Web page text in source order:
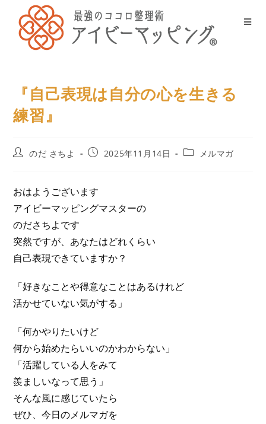
『自己表現は自分の心を生きる
練習』
のだ さちよ 2025年11月14日 メルマガ
おはようございます
アイビーマッピングマスターの
のださちよです
突然ですが、あなたはどれくらい
自己表現できていますか？
「好きなことや得意なことはあるけれど
活かせていない気がする」
「何かやりたいけど
何から始めたらいいのかわからない」
「活躍している人をみて
羨ましいなって思う」
そんな風に感じていたら
ぜひ、今日のメルマガを